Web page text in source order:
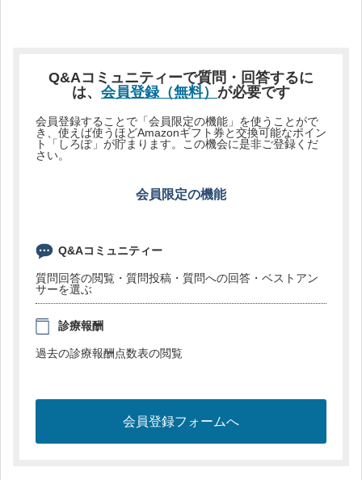
Q&Aコミュニティーで質問・回答するに
は、 会員登録（無料） が必要です
会員登録することで「会員限定の機能」を使うことがで
き、使えば使うほどAmazonギフト券と交換可能なポイン
ト「しろぽ」が貯まります。この機会に是非ご登録くだ
さい。
会員限定の機能
Q&Aコミュニティー
質問回答の閲覧・質問投稿・質問への回答・ベストアン
サーを選ぶ
診療報酬
過去の診療報酬点数表の閲覧
会員登録フォームへ